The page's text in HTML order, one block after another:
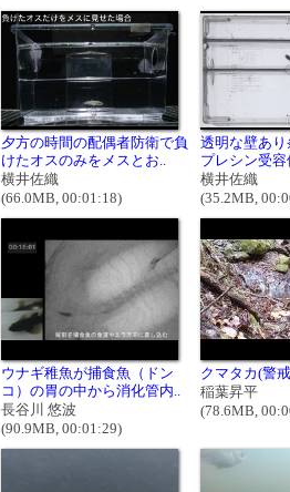
夕方の時間の配偶者防衛で負
けたオスのみをメスとお..
横井佐織
(66.0MB, 00:01:18)
透明な壁あり
プレシン受容
横井佐織
(35.2MB,
ウナギ稚魚が捕食魚（ドン
コ）の胃の中から消化管内..
長谷川 悠波
(90.9MB, 00:01:29)
クマタカ(警戒
稲葉昇平
(78.6MB,